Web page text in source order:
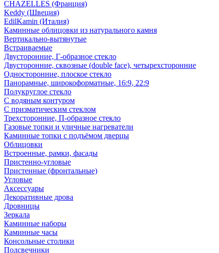
CHAZELLES (Франция)
Keddy (Швеция)
EdilKamin (Италия)
Каминные облицовки из натурального камня
Вертикально-вытянутые
Встраиваемые
Двусторонние, Г-образное стекло
Двусторонние, сквозные (double face), четырехсторонние
Односторонние, плоское стекло
Панорамные, широкоформатные, 16:9, 22:9
Полукруглое стекло
С водяным контуром
С призматическим стеклом
Трехсторонние, П-образное стекло
Газовые топки и уличные нагреватели
Каминные топки с подъёмом дверцы
Облицовки
Встроенные, рамки, фасады
Пристенно-угловые
Пристенные (фронтальные)
Угловые
Аксессуары
Декоративные дрова
Дровницы
Зеркала
Каминные наборы
Каминные часы
Консольные столики
Подсвечники